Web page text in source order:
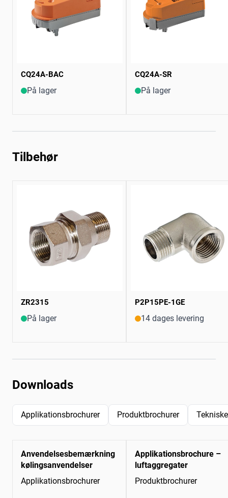
CQ24A-BAC
På lager
CQ24A-SR
På lager
Tilbehør
ZR2315
På lager
P2P15PE-1GE
14 dages levering
Downloads
Applikationsbrochurer Produktbrochurer
Anvendelsesbemærkning
kølingsanvendelser
Applikationsbrochurer
Applikationsbrochure –
luftaggregater
Produktbrochurer